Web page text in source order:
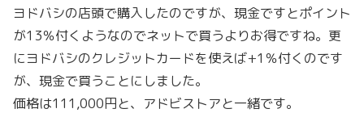
ヨドバシの店頭で購入したのですが、現金ですとポイント
が13％付くようなのでネットで買うよりお得ですね。更
にヨドバシのクレジットカードを使えば+1％付くのです
が、現金で買うことにしました。
価格は111,000円と、アドビストアと一緒です。